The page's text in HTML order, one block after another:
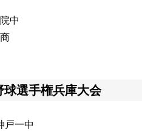
中
選手権兵庫大会
戸一中